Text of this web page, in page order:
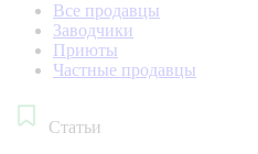
Все продавцы
Заводчики
Приюты
Частные продавцы
Статьи